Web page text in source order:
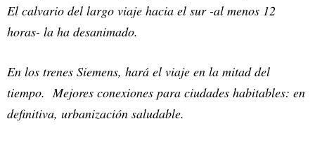
El calvario del largo viaje hacia el sur -al menos 12
horas- la ha desanimado.
En los trenes Siemens, hará el viaje en la mitad del
tiempo. Mejores conexiones para ciudades habitables: en
definitiva, urbanización saludable.